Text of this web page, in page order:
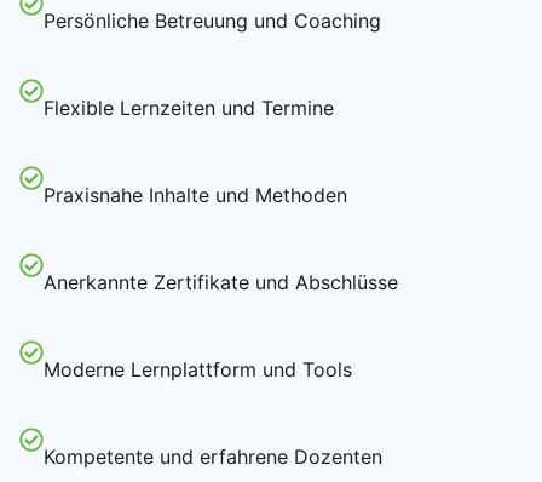
Persönliche Betreuung und Coaching
Flexible Lernzeiten und Termine
Praxisnahe Inhalte und Methoden
Anerkannte Zertifikate und Abschlüsse
Moderne Lernplattform und Tools
Kompetente und erfahrene Dozenten